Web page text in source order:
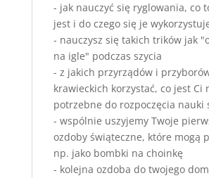
- jak nauczyć się ryglowania, co
jest i do czego się je
- nauczysz się takich trików jak
na igle" podczas szycia
- z jakich przyrządów i
krawieckich korzystać, co jest Ci
potrzebne do rozpoczęcia nauki
- wspólnie uszyjemy Twoje
ozdoby świąteczne, które mogą
np. jako bombki na choinkę
- kolejna ozdoba do twojego